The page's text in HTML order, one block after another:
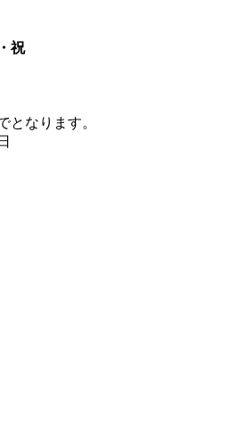
祝
となります。